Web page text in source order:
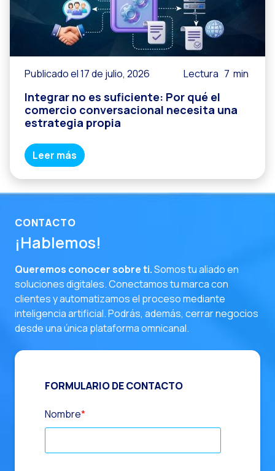
Publicado el 17 de julio, 2026 Lectura 7 min
Integrar no es suficiente: Por qué el
comercio conversacional necesita una
estrategia propia
Leer más
CONTACTO
¡Hablemos!
Queremos conocer sobre ti.Somos tu aliado en
soluciones digitales. Conectamos tu marca con
clientes y automatizamos el proceso mediante
inteligencia artificial. Podrás, además, cerrar negocios
desde una única plataforma omnicanal.
FORMULARIO DE CONTACTO
Nombre*